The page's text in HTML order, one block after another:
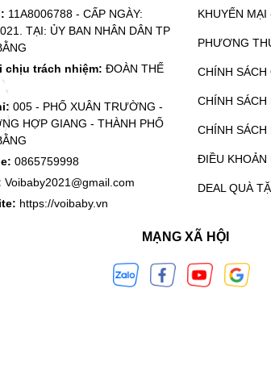
11A8006788 - CẤP NGÀY:
TẠI: ỦY BAN NHÂN DÂN TP
chịu trách nhiệm: ĐOÀN THẾ
005 - PHỐ XUÂN TRƯỜNG -
HỢP GIANG - THÀNH PHỐ
0865759998
Voibaby2021@gmail.com
https://voibaby.vn
KHUYẾN
PHƯƠNG
CHÍNH SÁCH
CHÍNH SÁCH
CHÍNH SÁCH
ĐIỀU KHOẢN
DEAL QUÀ
MẠNG XÃ HỘI